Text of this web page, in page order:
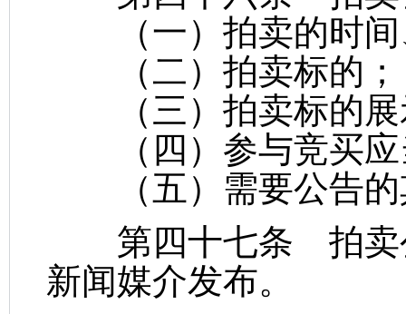
（一）拍卖的时间
（二）拍卖标的；
（三）拍卖标的展
（四）参与竞买应
（五）需要公告的
第四十七条 拍卖
新闻媒介发布。